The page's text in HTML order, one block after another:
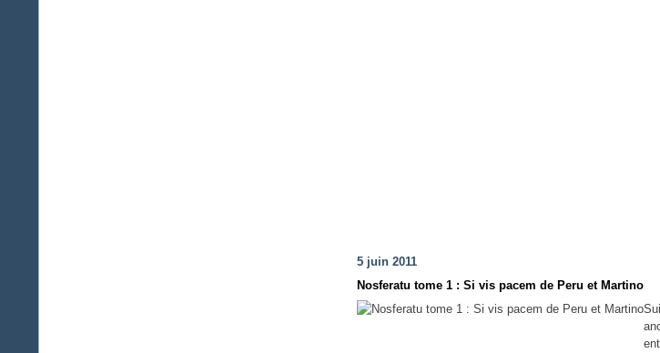
5 juin 2011
Nosferatu tome 1 : Si vis pacem de Peru et Martino